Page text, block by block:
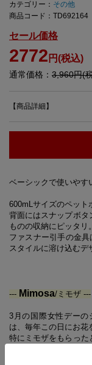
カテゴリー： その他
商品コード：TD692164
セール価格
2772 円(税込)
通常価格： 3,960円(
【商品詳細】
ベーシックで使いやす
600mLサイズのペット
背面にはスナップボタ
ものの収納にピッタリ。
ファスナー引手の金
スタイルに溶け込むデ
--- Mimosa/ミモザ ---
3月の国際女性デーの
は、毎年この日にお花
特にミモザをもらった